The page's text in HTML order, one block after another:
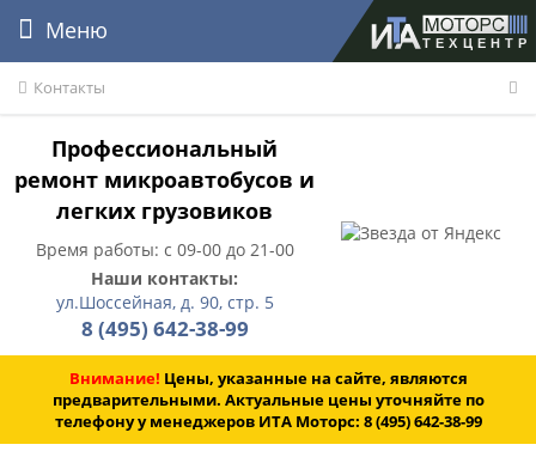
Контакты
Профессиональный
ремонт микроавтобусов и
легких грузовиков
Время работы: с 09-00 до 21-00
Наши контакты:
ул.Шоссейная, д. 90, стр. 5
8 (495) 642-38-99
Меню
Внимание! Цены, указанные на сайте, являются
предварительными. Актуальные цены уточняйте по
телефону у менеджеров ИТА Моторс: 8 (495) 642-38-99